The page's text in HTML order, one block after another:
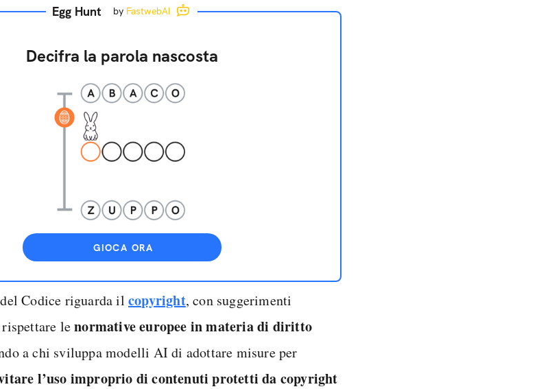
Egg Hunt by FastwebAI
Decifra la parola nascosta
GIOCA ORA
Codice riguarda il copyright, con suggerimenti
rispettare lenormative europee in materia di diritto
a chi sviluppa modelli AI di adottare misure per
l’uso improprio di contenuti protetti da copyright